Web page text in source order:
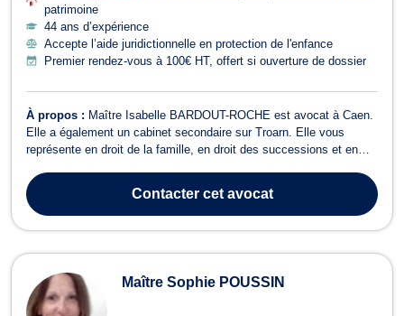
patrimoine
44 ans d’expérience
Accepte l’aide juridictionnelle en protection de l'enfance
Premier rendez-vous à 100€ HT, offert si ouverture de dossier
À propos : Maître Isabelle BARDOUT-ROCHE est avocat à Caen.
Elle a également un cabinet secondaire sur Troarn. Elle vous
représente en droit de la famille, en droit des successions et en
de la famille, Maître Isabelle BARDOUT-ROCHE est un véritable
expert en ce doma...Contactercet avocat
Maître Sophie POUSSIN